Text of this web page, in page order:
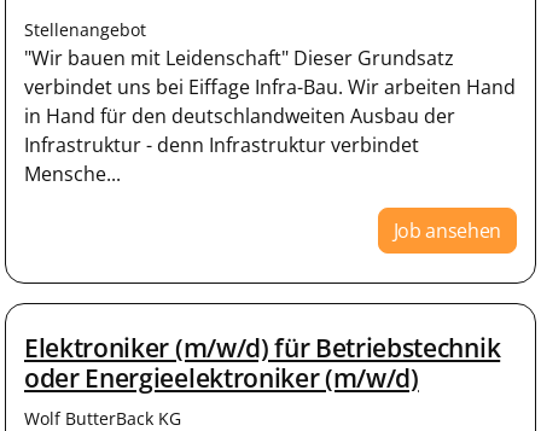
Stellenangebot
"Wir bauen mit Leidenschaft" Dieser Grundsatz
verbindet uns bei Eiffage Infra-Bau. Wir arbeiten Hand
in Hand für den deutschlandweiten Ausbau der
Infrastruktur - denn Infrastruktur verbindet
Mensche...
Job ansehen
Elektroniker (m/w/d) für Betriebstechnik
oder Energieelektroniker (m/w/d)
Wolf ButterBack KG